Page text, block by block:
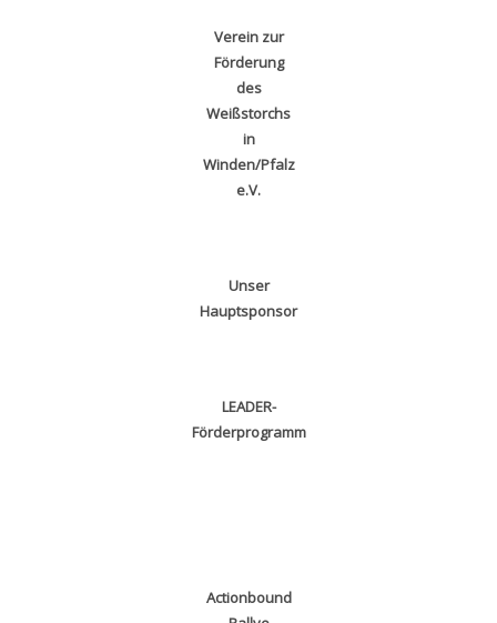
Verein zur
Förderung
des
Weißstorchs
in
Winden/Pfalz
e.V.
Unser
Hauptsponsor
LEADER-
Förderprogramm
Actionbound